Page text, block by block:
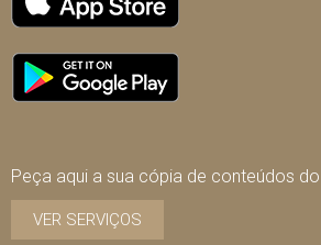
Peça aqui a sua cópia de conteúdos do
VER SERVIÇOS